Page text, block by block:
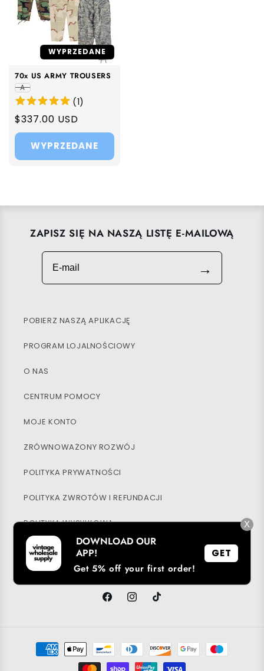
WYPRZEDANE
70x US ARMY TROUSERS
A
(1)
Regular
price
$337.00 USD
WYPRZEDANE
ZAPISZ SIĘ NA NASZĄ LISTĘ E-MAILOWĄ
E-mail
→
POBIERZ NASZĄ APLIKACJĘ
PROGRAM LOJALNOŚCIOWY
O NAS
CENTRUM POMOCY
MOJE KONTO
ZRÓWNOWAŻONY ROZWÓJ
POLITYKA PRYWATNOŚCI
POLITYKA ZWROTÓW I REFUNDACJI
POLITYKA WYSYŁKOWA
BLOG
FacebookInstagramTikTok
Metody
płatności
X
DOWNLOAD OUR
APP!
Get 5% off your first order!
GET